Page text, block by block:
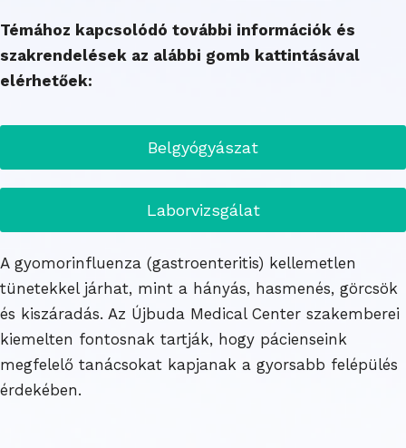
Témához kapcsolódó további információk és
szakrendelések az alábbi gomb kattintásával
elérhetőek:
Belgyógyászat
Laborvizsgálat
A gyomorinfluenza (gastroenteritis) kellemetlen
tünetekkel járhat, mint a hányás, hasmenés, görcsök
és kiszáradás. Az Újbuda Medical Center szakemberei
kiemelten fontosnak tartják, hogy pácienseink
megfelelő tanácsokat kapjanak a gyorsabb felépülés
érdekében.